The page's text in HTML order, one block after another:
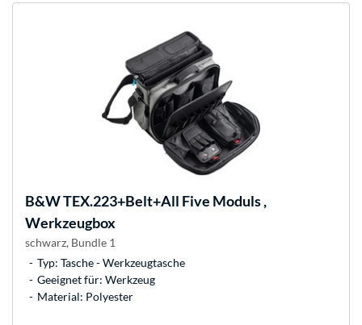
B&WTEX.223+Belt+All Five Moduls ,
Werkzeugbox
schwarz, Bundle 1
Typ: Tasche - Werkzeugtasche
Geeignet für: Werkzeug
Material: Polyester